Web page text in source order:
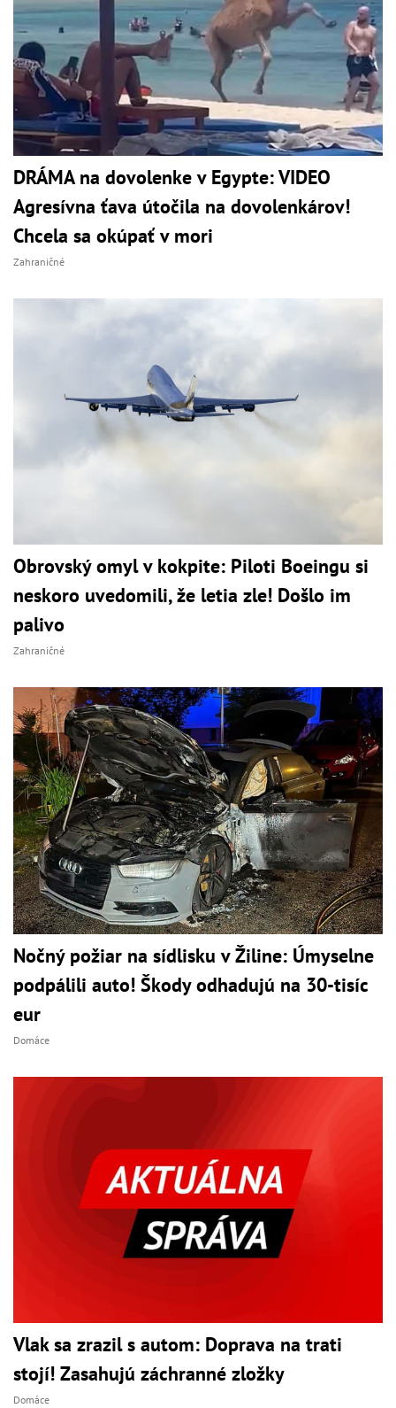
DRÁMA na dovolenke v Egypte: VIDEO
Agresívna ťava útočila na dovolenkárov!
Chcela sa okúpať v mori
Zahraničné
Obrovský omyl v kokpite: Piloti Boeingu si
neskoro uvedomili, že letia zle! Došlo im
palivo
Zahraničné
Nočný požiar na sídlisku v Žiline: Úmyselne
podpálili auto! Škody odhadujú na 30-tisíc
eur
Domáce
Vlak sa zrazil s autom: Doprava na trati
stojí! Zasahujú záchranné zložky
Domáce